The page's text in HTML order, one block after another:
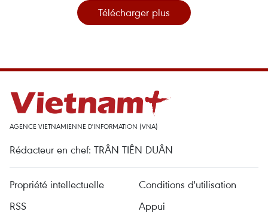
Télécharger plus
AGENCE VIETNAMIENNE D'INFORMATION (VNA)
Rédacteur en chef: TRÂN TIÊN DUÂN
Propriété intellectuelle
Conditions d'utilisation
RSS
Appui